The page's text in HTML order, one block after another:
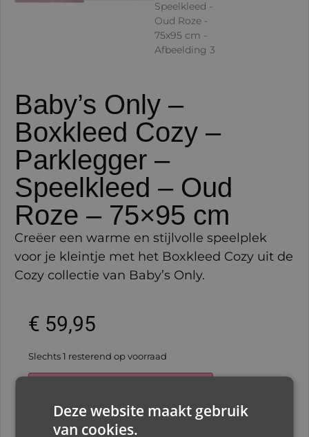
Baby’s Only –
Boxkleed Cozy –
Parklegger –
Speelkleed – Oud
Roze – 75×95 cm
Creëer een warme en stijlvolle speelplek
voor je kleintje met het Boxkleed Cozy uit de
Cozy collectie van Baby’s Only.
€ 59,95
Slechts 1 resterend op voorraad
Deze website maakt gebruik
van cookies.